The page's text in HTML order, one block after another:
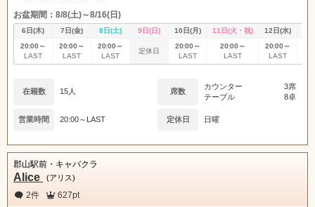
お盆期間：8/8(土)～8/16(日)
6日(木) 7日(金) 8日(土) 9日(日) 10日(月) 11日(火・祝) 12日(水)
20:00～
LAST
20:00～
LAST
20:00～
LAST
定休日
20:00～
LAST
20:00～
LAST
20:00～
LAST
在籍数 15人 席数
カウンター
3席
テーブル
8卓
営業時間 20:00～LAST 定休日 日曜
郡山駅前・キャバクラ
Alice (アリス)
2件 627pt